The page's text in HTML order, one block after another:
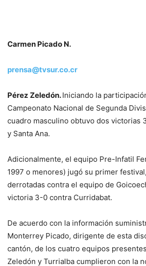
Carmen Picado N.
prensa@tvsur.co.cr
Pérez Zeledón.Iniciando la
Campeonato Nacional de Segunda
cuadro masculino obtuvo dos victorias
y Santa Ana.
Adicionalmente, el equipo Pre-Infatil
1997 o menores) jugó su primer
derrotadas contra el equipo de
victoria 3-0 contra Curridabat.
De acuerdo con la información
Monterrey Picado, dirigente de esta
cantón, de los cuatro equipos
Zeledón y Turrialba cumplieron con la